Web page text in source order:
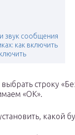
звук сообщения
как включить
строку
«ОК».
какой